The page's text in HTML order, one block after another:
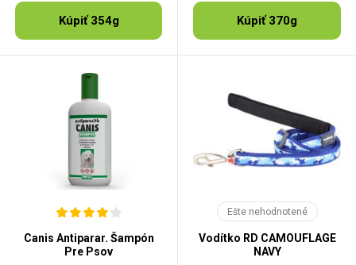
Kúpiť 354g Kúpiť 370g
Canis Antiparar. Šampón
Pre Psov
Ešte nehodnotené
Vodítko RD CAMOUFLAGE
NAVY